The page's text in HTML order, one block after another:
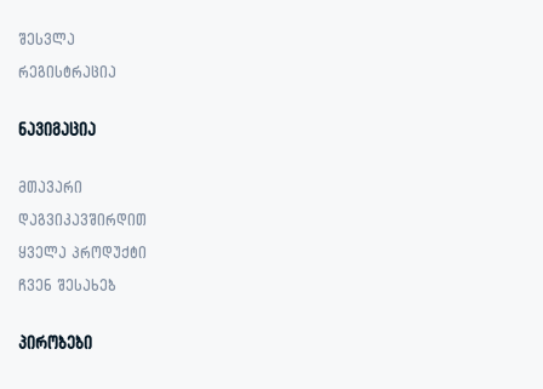
შესვლა
რეგისტრაცია
ნავიგაცია
მთავარი
დაგვიკავშირდით
ყველა პროდუქტი
ჩვენ შესახებ
პირობები